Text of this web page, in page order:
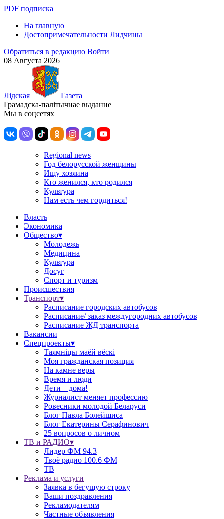
PDF подписка
На главную
Достопримечательности Лидчины
Обратиться в редакцию Войти
08 Августа 2026
Лiдская
Газета
Грамадска-палiтычнае выданне
Мы в соцсетях
Regional news
Год белорусской женщины
Ищу хозяина
Кто женился, кто родился
Культура
Нам есть чем гордиться!
Власть
Экономика
Общество▾
Молодежь
Медицина
Культура
Досуг
Спорт и туризм
Происшествия
Транспорт▾
Расписание городских автобусов
Расписание/ заказ междугородних автобусов
Расписание ЖД транспорта
Вакансии
Спецпроекты▾
Таямніцы маёй вёскі
Моя гражданская позиция
На камне веры
Время и люди
Дети – дома!
Журналист меняет профессию
Ровесники молодой Беларуси
Блог Павла Болейшиса
Блог Екатерины Серафинович
25 вопросов о личном
ТВ и РАДИО▾
Лидер ФМ 94.3
Твоё радио 100.6 ФМ
ТВ
Реклама и услуги
Заявка в бегущую строку
Ваши поздравления
Рекламодателям
Частные объявления